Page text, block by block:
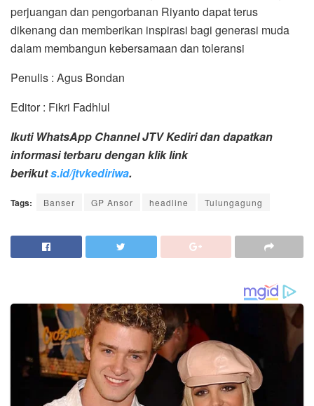
perjuangan dan pengorbanan Riyanto dapat terus
dikenang dan memberikan inspirasi bagi generasi muda
dalam membangun kebersamaan dan toleransi
Penulis : Agus Bondan
Editor : Fikri Fadhlul
Ikuti WhatsApp Channel JTV Kediri dan dapatkan
informasi terbaru dengan klik link
berikuts.id/jtvkediriwa.
Tags: Banser GP Ansor headline Tulungagung